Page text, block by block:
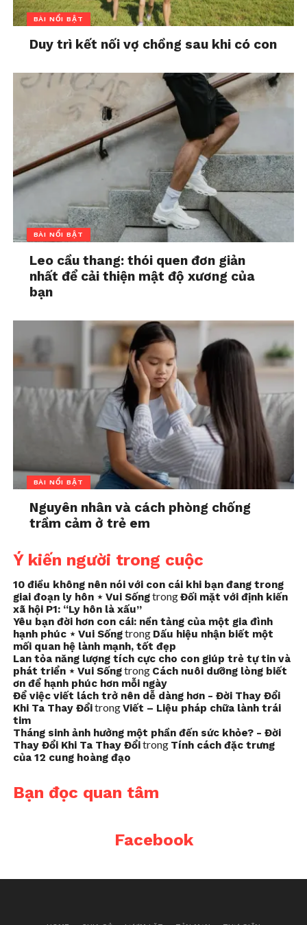
BÀI NỔI BẬT
Duy trì kết nối vợ chồng sau khi có con
BÀI NỔI BẬT
Leo cầu thang: thói quen đơn giản
nhất để cải thiện mật độ xương của
bạn
BÀI NỔI BẬT
Nguyên nhân và cách phòng chống
trầm cảm ở trẻ em
Ý kiến người trong cuộc
10 điều không nên nói với con cái khi bạn đang trong
giai đoạn ly hôn ⋆ Vui SốngtrongĐối mặt với định kiến
xã hội P1: “Ly hôn là xấu”
Yêu bạn đời hơn con cái: nền tảng của một gia đình
hạnh phúc ⋆ Vui Sốngtrong Dấu hiệu nhận biết một
mối quan hệ lành mạnh, tốt đẹp
Lan tỏa năng lượng tích cực cho con giúp trẻ tự tin và
phát triển ⋆ Vui Sốngtrong Cách nuôi dưỡng lòng biết
ơn để hạnh phúc hơn mỗi ngày
Để việc viết lách trở nên dễ dàng hơn - Đời Thay Đổi
Khi Ta Thay ĐổitrongViết – Liệu pháp chữa lành trái
tim
Tháng sinh ảnh hưởng một phần đến sức khỏe? - Đời
Thay Đổi Khi Ta Thay Đổitrong Tính cách đặc trưng
của 12 cung hoàng đạo
Bạn đọc quan tâm
Facebook